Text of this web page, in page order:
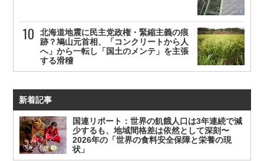
北海道地震に民主党政権・緊縮主義の痕
跡？鳩山元首相、「コンクリートから人
へ」から一転し「国土のメンテ」を主張
する滑稽
新着記事
国連リポート：世界の飢餓人口は3年連続で減
少するも、地域間格差は依然として深刻〜
2026年の「世界の食料安全保障と栄養の現
状」